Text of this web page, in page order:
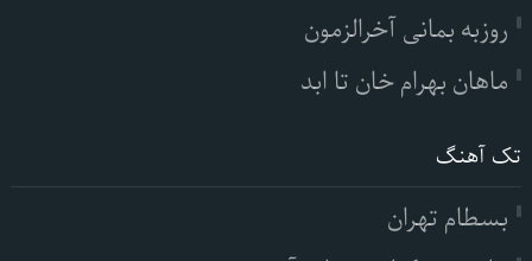
روزبه بمانی آخرالزمون
ماهان بهرام خان تا ابد
تک آهنگ
بسطام تهران